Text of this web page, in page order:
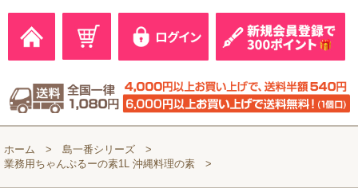
ホーム
島一番シリーズ
業務用ちゃんぷるーの素1L 沖縄料理の素